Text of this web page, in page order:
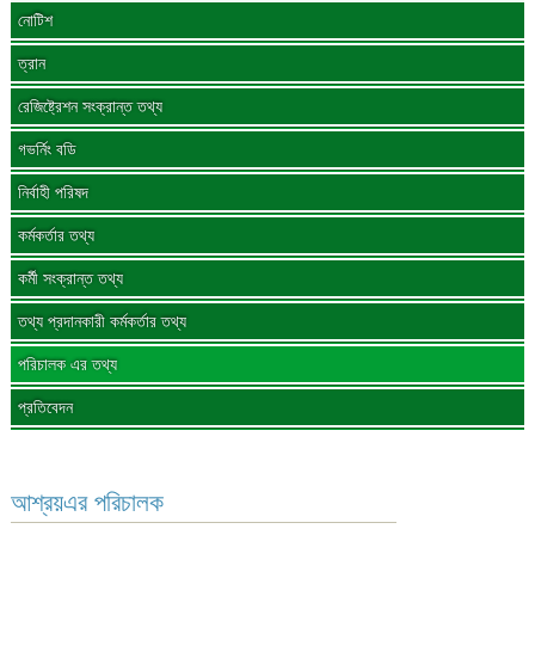
নোটিশ
ত্রান
রেজিষ্ট্রেশন সংক্রান্ত তথ্য
গভর্নিং বডি
নির্বাহী পরিষদ
কর্মকর্তার তথ্য
কর্মী সংক্রান্ত তথ্য
তথ্য প্রদানকারী কর্মকর্তার তথ্য
পরিচালক এর তথ্য
প্রতিবেদন
আশ্রয়এর পরিচালক